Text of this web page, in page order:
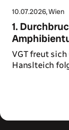
10.07.2026, Wien
1.
VGT freut
Hanslteich